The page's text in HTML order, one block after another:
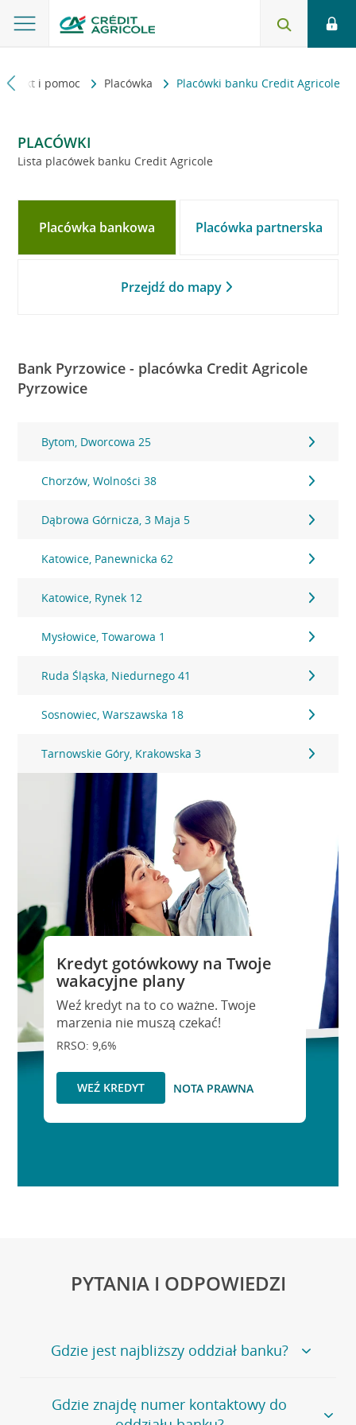
i pomoc Placówka Placówki banku Credit Agricole
PLACÓWKI
Lista placówek banku Credit Agricole
Placówka bankowa Placówka partnerska
Przejdź do mapy
Bank Pyrzowice - placówka Credit Agricole
Pyrzowice
Bytom, Dworcowa 25
Chorzów, Wolności 38
Dąbrowa Górnicza, 3 Maja 5
Katowice, Panewnicka 62
Katowice, Rynek 12
Mysłowice, Towarowa 1
Ruda Śląska, Niedurnego 41
Sosnowiec, Warszawska 18
Tarnowskie Góry, Krakowska 3
Kredyt gotówkowy na Twoje
wakacyjne plany
Weź kredyt na to co ważne. Twoje
marzenia nie muszą czekać!
RRSO: 9,6%
WEŹ KREDYT NOTA PRAWNA
PYTANIA I ODPOWIEDZI
Gdzie jest najbliższy oddział banku?
Jeśli szukasz oddziału naszego banku, zapraszamy na
stronęPlacówki i bankomaty, na której znajduje się
Gdzie znajdę numer kontaktowy do